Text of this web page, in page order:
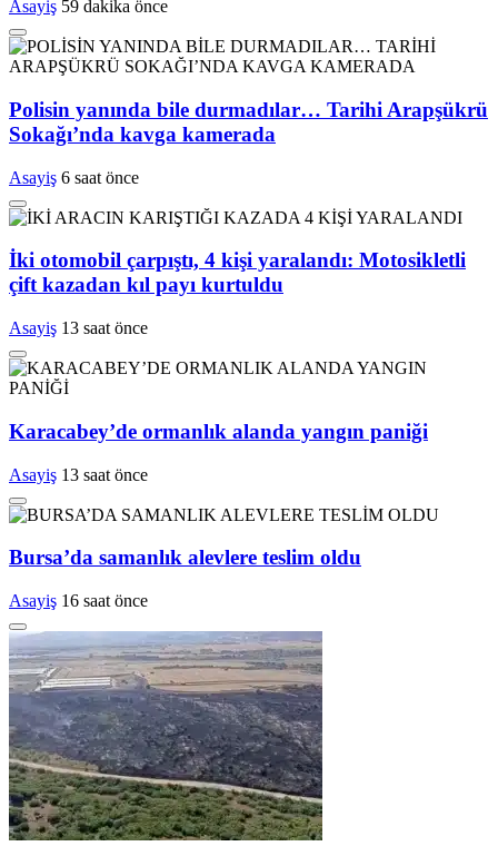
Asayiş 59 dakika önce
Polisin yanında bile durmadılar… Tarihi Arapşükrü
Sokağı’nda kavga kamerada
Asayiş 6 saat önce
İki otomobil çarpıştı, 4 kişi yaralandı: Motosikletli
çift kazadan kıl payı kurtuldu
Asayiş 13 saat önce
Karacabey’de ormanlık alanda yangın paniği
Asayiş 13 saat önce
Bursa’da samanlık alevlere teslim oldu
Asayiş 16 saat önce